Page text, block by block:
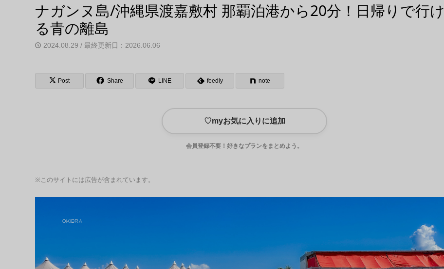
ナガンヌ島/沖縄県渡嘉敷村 那覇泊港から20分！日帰りで行け
る青の離島
2024.08.29 / 最終更新日：2026.06.06
Post Share LINE feedly note
♡myお気に入りに追加
会員登録不要！好きなプランをまとめよう。
※このサイトには広告が含まれています。